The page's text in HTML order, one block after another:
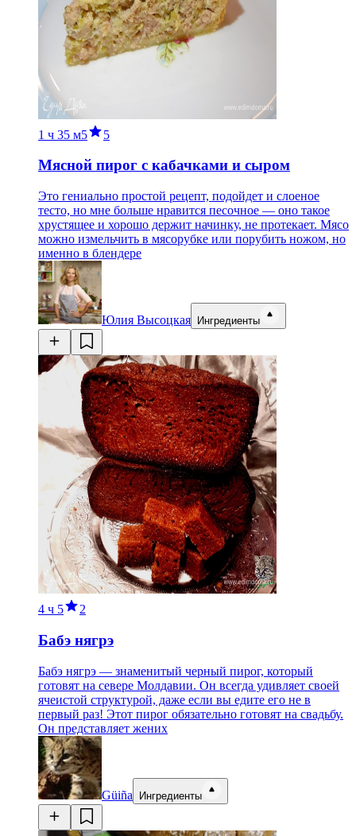
1 ч 35 м5 5
Мясной пирог с кабачками и сыром
Это гениально простой рецепт, подойдет и слоеное
тесто, но мне больше нравится песочное — оно такое
хрустящее и хорошо держит начинку, не протекает. Мясо
можно измельчить в мясорубке или порубить ножом, но
именно в блендере
Юлия Высоцкая Ингредиенты
4 ч 5 2
Бабэ нягрэ
Бабэ нягрэ — знаменитый черный пирог, который
готовят на севере Молдавии. Он всегда удивляет своей
ячеистой структурой, даже если вы едите его не в
первый раз! Этот пирог обязательно готовят на свадьбу.
Он представляет жених
Güiña Ингредиенты